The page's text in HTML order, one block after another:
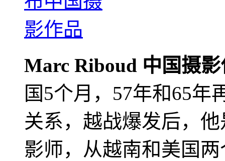
Marc Riboud 中国摄
国5个月，57年和65年
关系，越战爆发后，
影师，从越南和美国